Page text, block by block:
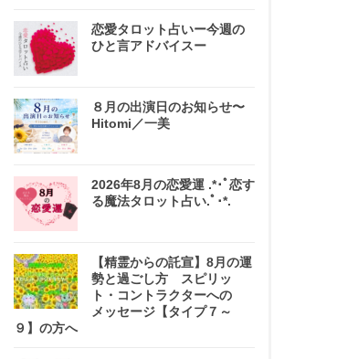
恋愛タロット占いー今週の
ひと言アドバイスー
８月の出演日のお知らせ〜
Hitomi／一美
2026年8月の恋愛運 .*･ﾟ恋す
る魔法タロット占い.ﾟ･*.
【精霊からの託宣】8月の運
勢と過ごし方 スピリッ
ト・コントラクターへの
メッセージ【タイプ７～
９】の方へ